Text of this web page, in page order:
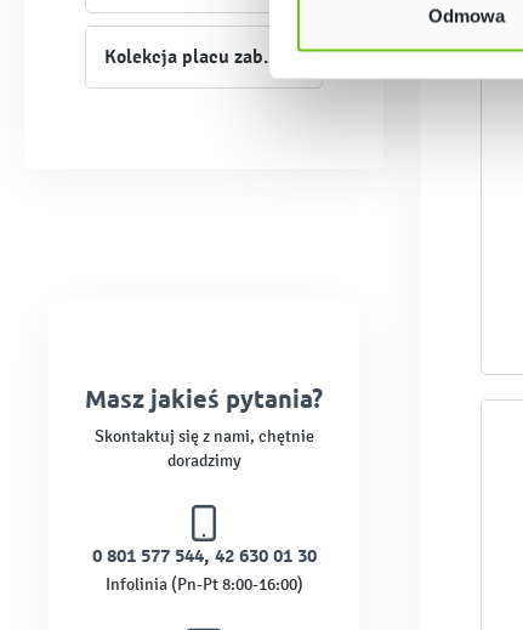
Odmowa
Kolekcja placu zabaw
Masz jakieś pytania?
Skontaktuj się z nami, chętnie
doradzimy
0 801 577 544, 42 630 01 30
Infolinia (Pn-Pt 8:00-16:00)